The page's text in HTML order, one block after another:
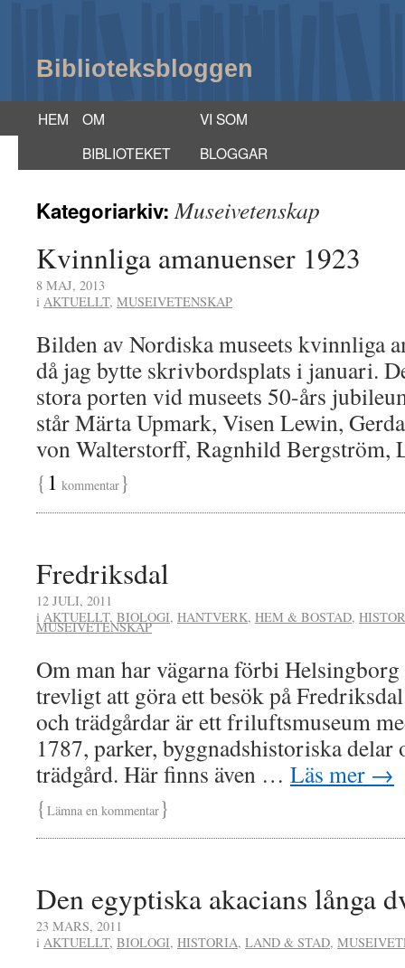
Biblioteksbloggen
HEM
OM
BIBLIOTEKET
VI SOM
BLOGGAR
Kategoriarkiv:Museivetenskap
Kvinnliga amanuenser 1923
8 MAJ, 2013
i AKTUELLT, MUSEIVETENSKAP
Bilden av Nordiska museets kvinnliga
då jag bytte skrivbordsplats i januari.
stora porten vid museets 50-års
står Märta Upmark, Visen Lewin,
von Walterstorff, Ragnhild
{1 kommentar}
Fredriksdal
12 JULI, 2011
i AKTUELLT, BIOLOGI, HANTVERK, HEM & BOSTAD,
MUSEIVETENSKAP
Om man har vägarna förbi
trevligt att göra ett besök på
och trädgårdar är ett friluftsmuseum
1787, parker, byggnadshistoriska delar
trädgård. Här finns även … Läs mer →
{ Lämna en kommentar}
Den egyptiska akacians långa
23 MARS, 2011
i AKTUELLT, BIOLOGI, HISTORIA, LAND & STAD,